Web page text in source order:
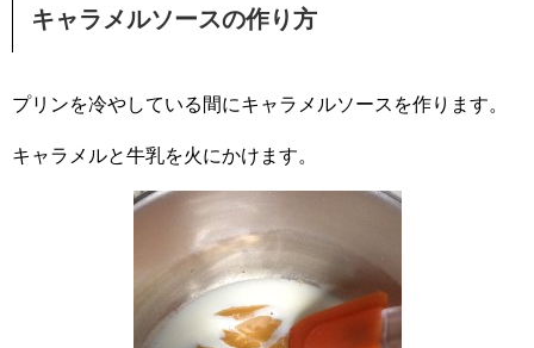
キャラメルソースの作り方
プリンを冷やしている間にキャラメルソースを作ります。
キャラメルと牛乳を火にかけます。